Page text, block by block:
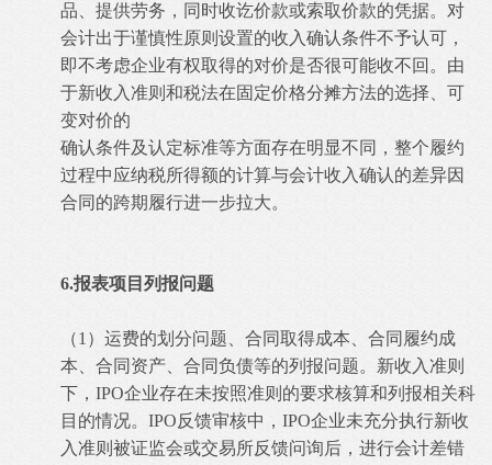
品、提供劳务，同时收讫价款或索取价款的凭据。对
会计出于谨慎性原则设置的收入确认条件不予认可，
即不考虑企业有权取得的对价是否很可能收不回。由
于新收入准则和税法在固定价格分摊方法的选择、可
变对价的
确认条件及认定标准等方面存在明显不同，整个履约
过程中应纳税所得额的计算与会计收入确认的差异因
合同的跨期履行进一步拉大。
6.报表项目列报问题
（1）运费的划分问题、合同取得成本、合同履约成
本、合同资产、合同负债等的列报问题。新收入准则
下，IPO企业存在未按照准则的要求核算和列报相关科
目的情况。IPO反馈审核中，IPO企业未充分执行新收
入准则被证监会或交易所反馈问询后，进行会计差错